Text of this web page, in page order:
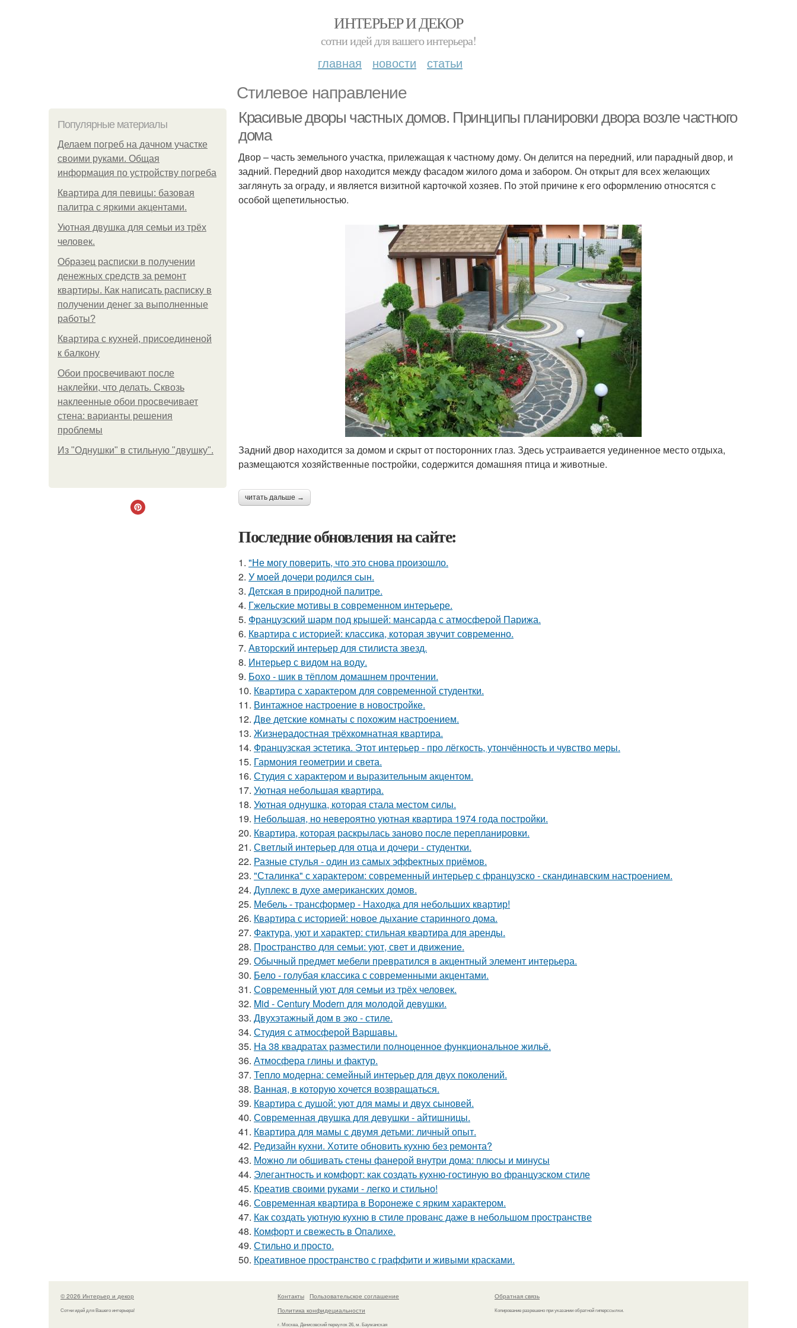
ИНТЕРЬЕР И ДЕКОР
сотни идей для вашего интерьера!
главная новости статьи
Стилевое направление
Популярные материалы
Делаем погреб на дачном участке
своими руками. Общая
информация по устройству погреба
Квартира для певицы: базовая
палитра с яркими акцентами.
Уютная двушка для семьи из трёх
человек.
Образец расписки в получении
денежных средств за ремонт
квартиры. Как написать расписку в
получении денег за выполненные
работы?
Квартира с кухней, присоединеной
к балкону
Обои просвечивают после
наклейки, что делать. Сквозь
наклеенные обои просвечивает
стена: варианты решения
проблемы
Из "Однушки" в стильную "двушку".
Красивые дворы частных домов. Принципы планировки двора возле частного
дома
Двор – часть земельного участка, прилежащая к частному дому. Он делится на передний, или парадный двор, и
задний. Передний двор находится между фасадом жилого дома и забором. Он открыт для всех желающих
заглянуть за ограду, и является визитной карточкой хозяев. По этой причине к его оформлению относятся с
особой щепетильностью.
Задний двор находится за домом и скрыт от посторонних глаз. Здесь устраивается уединенное место отдыха,
размещаются хозяйственные постройки, содержится домашняя птица и животные.
читать дальше →
Последние обновления на сайте:
1. "Не могу поверить, что это снова произошло.
2. У моей дочери родился сын.
3. Детская в природной палитре.
4. Гжельские мотивы в современном интерьере.
5. Французский шарм под крышей: мансарда с атмосферой Парижа.
6. Квартира с историей: классика, которая звучит современно.
7. Авторский интерьер для стилиста звезд.
8. Интерьер с видом на воду.
9. Бохо - шик в тёплом домашнем прочтении.
10. Квартира с характером для современной студентки.
11. Винтажное настроение в новостройке.
12. Две детские комнаты с похожим настроением.
13. Жизнерадостная трёхкомнатная квартира.
14. Французская эстетика. Этот интерьер - про лёгкость, утончённость и чувство меры.
15. Гармония геометрии и света.
16. Студия с характером и выразительным акцентом.
17. Уютная небольшая квартира.
18. Уютная однушка, которая стала местом силы.
19. Небольшая, но невероятно уютная квартира 1974 года постройки.
20. Квартира, которая раскрылась заново после перепланировки.
21. Светлый интерьер для отца и дочери - студентки.
22. Разные стулья - один из самых эффектных приёмов.
23. "Сталинка" с характером: современный интерьер с французско - скандинавским настроением.
24. Дуплекс в духе американских домов.
25. Мебель - трансформер - Находка для небольших квартир!
26. Квартира с историей: новое дыхание старинного дома.
27. Фактура, уют и характер: стильная квартира для аренды.
28. Пространство для семьи: уют, свет и движение.
29. Обычный предмет мебели превратился в акцентный элемент интерьера.
30. Бело - голубая классика с современными акцентами.
31. Современный уют для семьи из трёх человек.
32. Mid - Century Modern для молодой девушки.
33. Двухэтажный дом в эко - стиле.
34. Студия с атмосферой Варшавы.
35. На 38 квадратах разместили полноценное функциональное жильё.
36. Атмосфера глины и фактур.
37. Тепло модерна: семейный интерьер для двух поколений.
38. Ванная, в которую хочется возвращаться.
39. Квартира с душой: уют для мамы и двух сыновей.
40. Современная двушка для девушки - айтишницы.
41. Квартира для мамы с двумя детьми: личный опыт.
42. Редизайн кухни. Хотите обновить кухню без ремонта?
43. Можно ли обшивать стены фанерой внутри дома: плюсы и минусы
44. Элегантность и комфорт: как создать кухню-гостиную во французском стиле
45. Креатив своими руками - легко и стильно!
46. Современная квартира в Воронеже с ярким характером.
47. Как создать уютную кухню в стиле прованс даже в небольшом пространстве
48. Комфорт и свежесть в Опалихе.
49. Стильно и просто.
50. Креативное пространство с граффити и живыми красками.
© 2026 Интерьер и декор
Сотни идей для Вашего интерьера!
Контакты
Пользовательское соглашение
Политика конфидециальности
г. Москва, Денисовский переулок 26, м. Бауманская
Обратная связь
Копирование разрешено при указании обратной гиперссылки.